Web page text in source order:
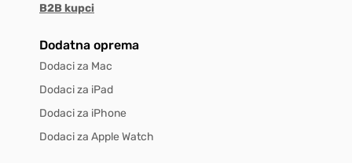
B2B kupci
Dodatna oprema
Dodaci za Mac
Dodaci za iPad
Dodaci za iPhone
Dodaci za Apple Watch